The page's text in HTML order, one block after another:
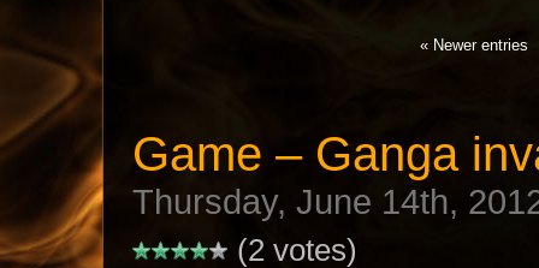
« Newer entries
Game – Ganga
Thursday, June 14th,
(2 votes)